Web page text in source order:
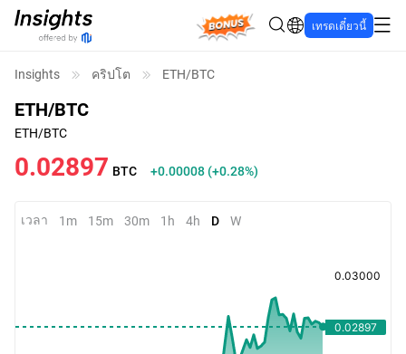
Bonus เทรดเดี๋ยวนี้
Insights คริปโต ETH/BTC
ETH/BTC
ETH/BTC
0.02897 BTC +0.00008 (+0.28%)
เวลา 1m 15m 30m 1h 4h D W